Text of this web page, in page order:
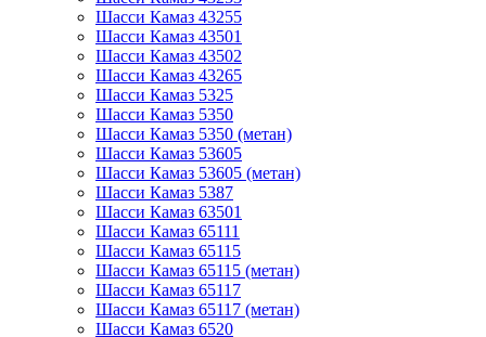
Шасси Камаз 43255
Шасси Камаз 43501
Шасси Камаз 43502
Шасси Камаз 43265
Шасси Камаз 5325
Шасси Камаз 5350
Шасси Камаз 5350 (метан)
Шасси Камаз 53605
Шасси Камаз 53605 (метан)
Шасси Камаз 5387
Шасси Камаз 63501
Шасси Камаз 65111
Шасси Камаз 65115
Шасси Камаз 65115 (метан)
Шасси Камаз 65117
Шасси Камаз 65117 (метан)
Шасси Камаз 6520